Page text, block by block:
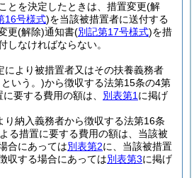
とを決定したときは、措置変更(解
16号様式)を当該被措置者に送付する
更(解除)通知書(別記第17号様式)を措
しなければならない。
により被措置者又はその扶養義務者
いう。)から徴収する法第15条の4第
要する費用の額は、 別表第1 に掲げ
り納入義務者から徴収する法第16条
る措置に要する費用の額は、当該被
合にあっては別表第2に、当該被措置
収する場合にあっては別表第3に掲げ